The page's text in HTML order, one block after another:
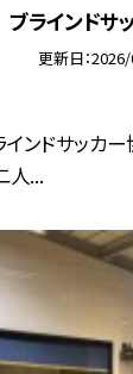
ブラインドサ
更新日
インドサッカ
人...